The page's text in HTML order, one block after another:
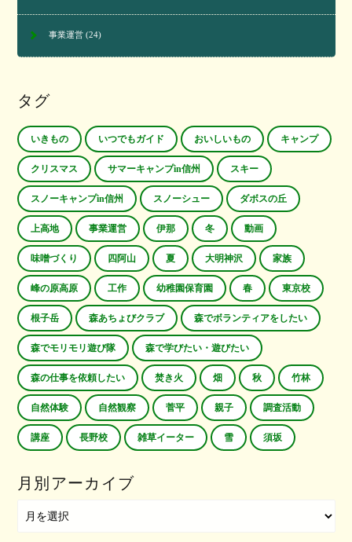
事業運営(24)
タグ
いきもの いつでもガイド おいしいもの キャンプ
クリスマス サマーキャンプin信州 スキー
スノーキャンプin信州 スノーシュー ダボスの丘
上高地 事業運営 伊那 冬 動画
味噌づくり 四阿山 夏 大明神沢 家族
峰の原高原 工作 幼稚園保育園 春 東京校
根子岳 森あちょびクラブ 森でボランティアをしたい
森でモリモリ遊び隊 森で学びたい・遊びたい
森の仕事を依頼したい 焚き火 畑 秋 竹林
自然体験 自然観察 菅平 親子 調査活動
講座 長野校 雑草イーター 雪 須坂
月別アーカイブ